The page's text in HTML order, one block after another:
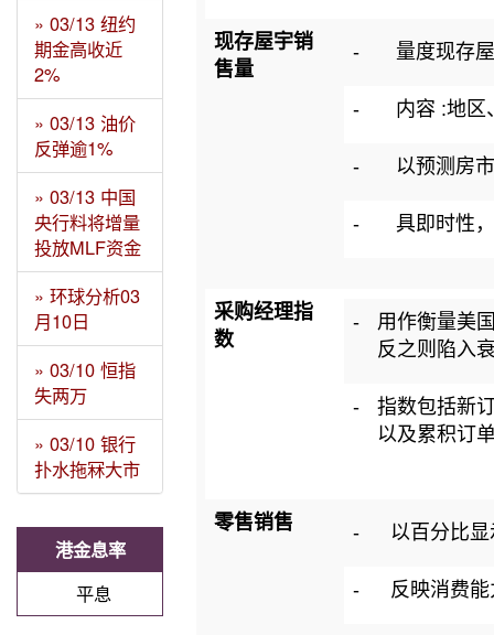
现存屋宇销
售量
- 量度现存
- 内容 :地区
- 以预测房
- 具即时性
采购经理指
数
-
用作衡量美
反之则陷入
-
指数包括新
以及累积订
零售销售 - 以百分比
- 反映消费
» 03/13 纽约
期金高收近
2%
» 03/13 油价
反弹逾1%
» 03/13 中国
央行料将增量
投放MLF资金
» 环球分析03
月10日
» 03/10 恒指
失两万
» 03/10 银行
扑水拖冧大市
港金息率
平息